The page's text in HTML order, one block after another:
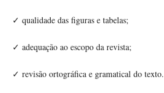
✓ qualidade das figuras e tabelas;
✓ adequação ao escopo da revista;
✓ revisão ortográfica e gramatical do texto.